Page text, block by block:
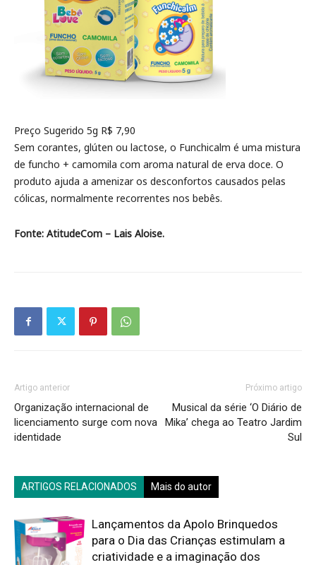
Preço Sugerido 5g R$ 7,90
Sem corantes, glúten ou lactose, o Funchicalm é uma mistura
de funcho + camomila com aroma natural de erva doce. O
produto ajuda a amenizar os desconfortos causados pelas
cólicas, normalmente recorrentes nos bebês.
Fonte: AtitudeCom – Lais Aloise.
Artigo anterior
Organização internacional de
licenciamento surge com nova
identidade
Próximo artigo
Musical da série ‘O Diário de
Mika’ chega ao Teatro Jardim
Sul
ARTIGOS RELACIONADOS Mais do autor
Lançamentos da Apolo Brinquedos
para o Dia das Crianças estimulam a
criatividade e a imaginação dos